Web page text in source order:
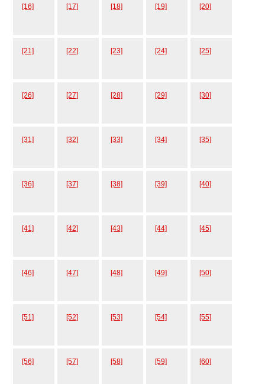
[16] [17] [18] [19] [20]
[21] [22] [23] [24] [25]
[26] [27] [28] [29] [30]
[31] [32] [33] [34] [35]
[36] [37] [38] [39] [40]
[41] [42] [43] [44] [45]
[46] [47] [48] [49] [50]
[51] [52] [53] [54] [55]
[56] [57] [58] [59] [60]